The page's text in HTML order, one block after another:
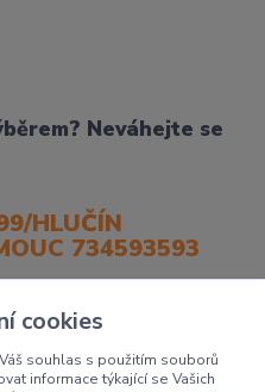
Neváhejte se
HLUČÍN
734593593
cookies
souhlas s použitím souborů
informace týkající se Vašich